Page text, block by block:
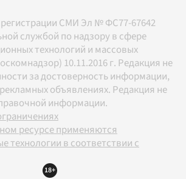
СМИ Эл № ФС77-67642
службой по надзору в сфере
технологий и массовых
10.11.2016 г. Редакция не
за достоверность информации,
объявлениях. Редакция не
информации.
ресурсе применяются
технологии в соответствии с
18+